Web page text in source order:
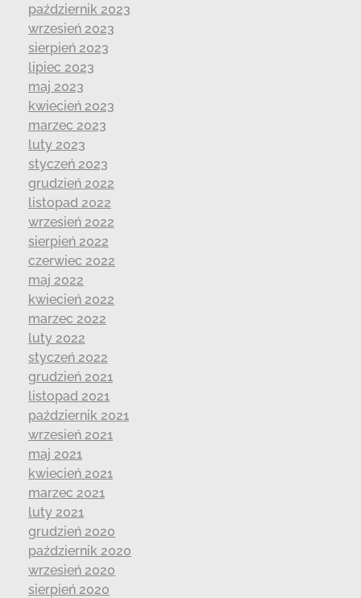
październik 2023
wrzesień 2023
sierpień 2023
lipiec 2023
maj 2023
kwiecień 2023
marzec 2023
luty 2023
styczeń 2023
grudzień 2022
listopad 2022
wrzesień 2022
sierpień 2022
czerwiec 2022
maj 2022
kwiecień 2022
marzec 2022
luty 2022
styczeń 2022
grudzień 2021
listopad 2021
październik 2021
wrzesień 2021
maj 2021
kwiecień 2021
marzec 2021
luty 2021
grudzień 2020
październik 2020
wrzesień 2020
sierpień 2020